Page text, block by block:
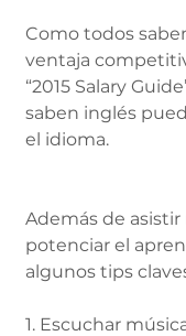
Como todos
ventaja
“2015 Salary
saben inglés
el idioma.
Además de
potenciar el
algunos tips
1. Escuchar